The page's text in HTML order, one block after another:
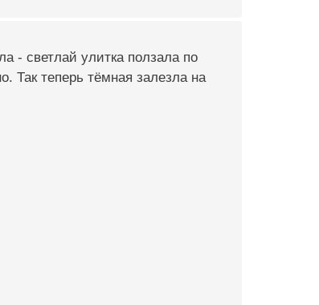
- светлай улитка ползала по
Так теперь тёмная залезла на